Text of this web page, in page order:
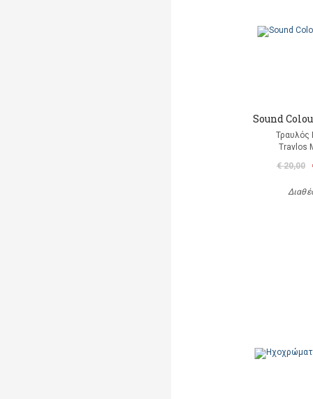
Sound
Τραυλός
Travlos
€ 20,00